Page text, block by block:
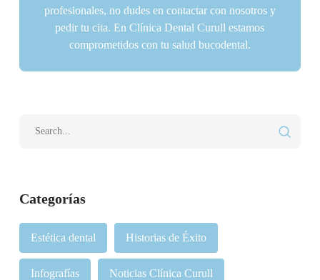
Categorías
Estética dental Historias de Éxito
Infografías Noticias Clínica Curull
profesionales, no dudes en contactar con nosotros y
pedir tu cita. En Clínica Dental Curull estamos
comprometidos con tu salud bucodental.